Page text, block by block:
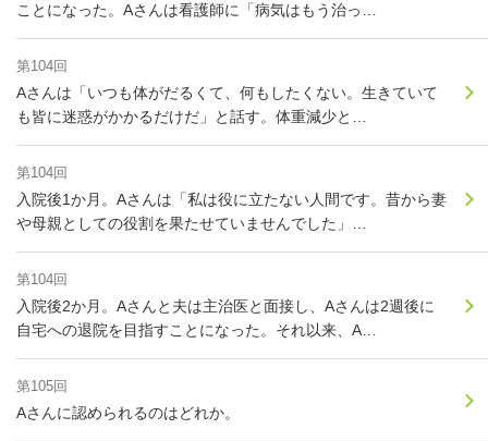
ことになった。Aさんは看護師に「病気はもう治っ…
第104回
Aさんは「いつも体がだるくて、何もしたくない。生きていて
も皆に迷惑がかかるだけだ」と話す。体重減少と…
第104回
入院後1か月。Aさんは「私は役に立たない人間です。昔から妻
や母親としての役割を果たせていませんでした」…
第104回
入院後2か月。Aさんと夫は主治医と面接し、Aさんは2週後に
自宅への退院を目指すことになった。それ以来、A…
第105回
Aさんに認められるのはどれか。